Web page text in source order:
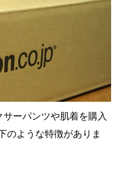
ーパンツや肌着を購入
のような特徴がありま